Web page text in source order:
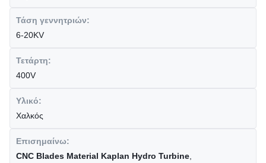
Τάση γεννητριών:
6-20KV
Τετάρτη:
400V
Υλικό:
Χαλκός
Επισημαίνω:
CNC Blades Material Kaplan Hydro Turbine